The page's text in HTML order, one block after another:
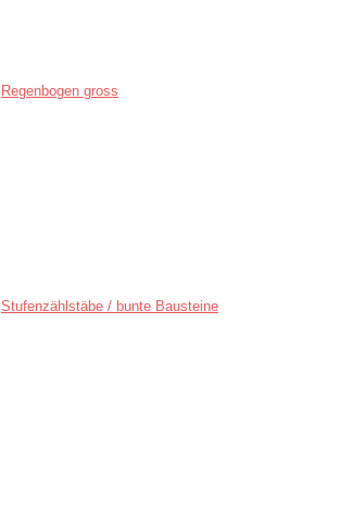
Regenbogen gross
Stufenzählstäbe / bunte Bausteine